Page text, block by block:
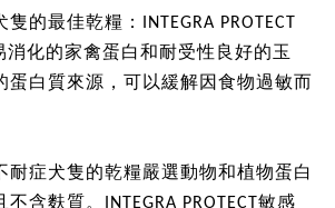
的最佳乾糧：INTEGRA PROTECT
消化的家禽蛋白和耐受性良好的玉
蛋白質來源，可以緩解因食物過敏而
耐症犬隻的乾糧嚴選動物和植物蛋白
含麩質。INTEGRA PROTECT敏感